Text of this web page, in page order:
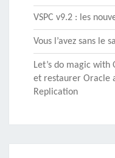
VSPC v9.2 : les
Vous l’avez sans le
Let’s do magic
et restaurer Oracle
Replication